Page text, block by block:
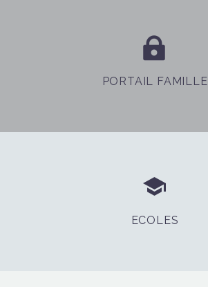


PORTAIL FAMILLE


ECOLES